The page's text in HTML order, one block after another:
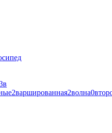
в
2варшированная2волна0